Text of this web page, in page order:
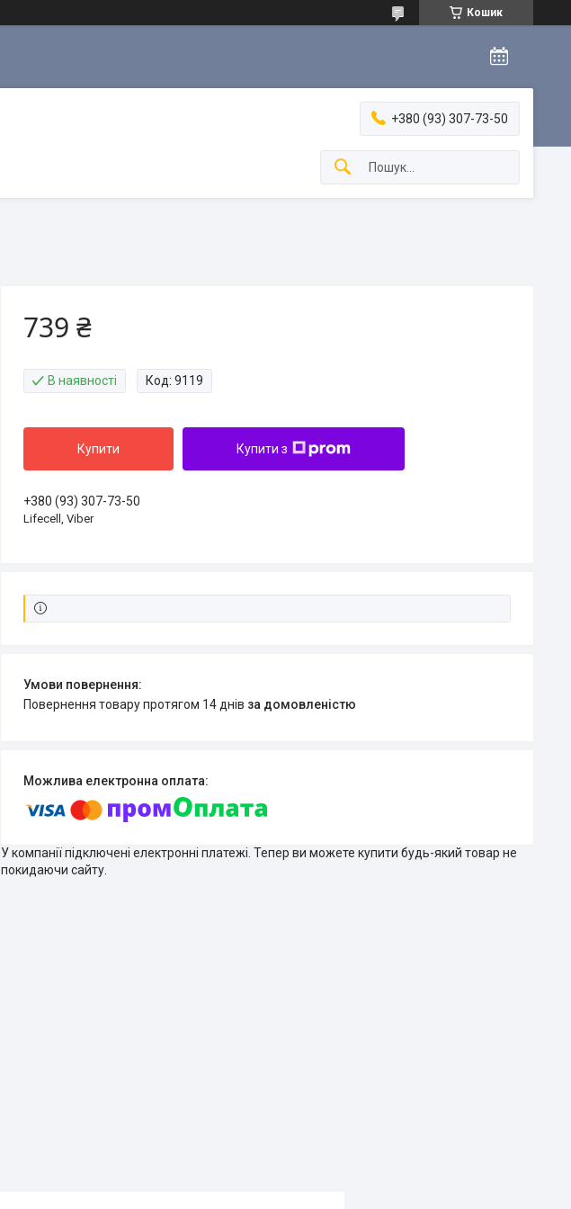
Кошик
+380 (93) 307-73-50
739 ₴
В наявності Код: 9119
Купити Купити з
+380 (93) 307-73-50
Lifecell, Viber
повернення товару протягом 14 днів за домовленістю
У компанії підключені електронні платежі. Тепер ви можете купити будь-який товар не
покидаючи сайту.